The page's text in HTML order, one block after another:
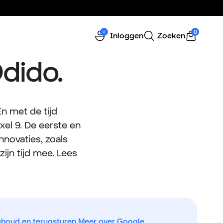
Inloggen Zoeken 0
met de tijd
9. De eerste en
zoals
tijd mee. Lees